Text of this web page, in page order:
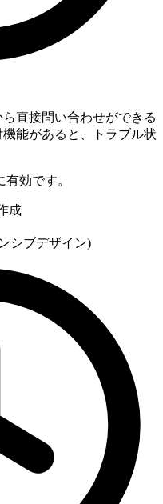
直接問い合わせができる
能があると、トラブル状
効です。
成
シブデザイン)